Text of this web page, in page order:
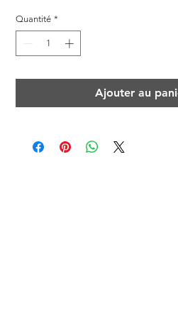
Quantité *
Ajouter au